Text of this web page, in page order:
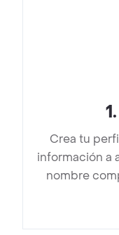
1.
Crea tu
información a
nombre